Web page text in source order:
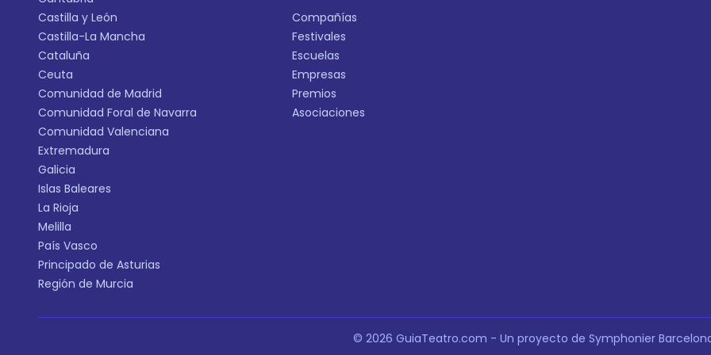
Castilla y León
Castilla-La Mancha
Cataluña
Ceuta
Comunidad de Madrid
Comunidad Foral de Navarra
Comunidad Valenciana
Extremadura
Galicia
Islas Baleares
La Rioja
Melilla
País Vasco
Principado de Asturias
Región de Murcia
Compañías
Festivales
Escuelas
Empresas
Premios
Asociaciones
© 2026 GuiaTeatro.com - Un proyecto de Symphonier